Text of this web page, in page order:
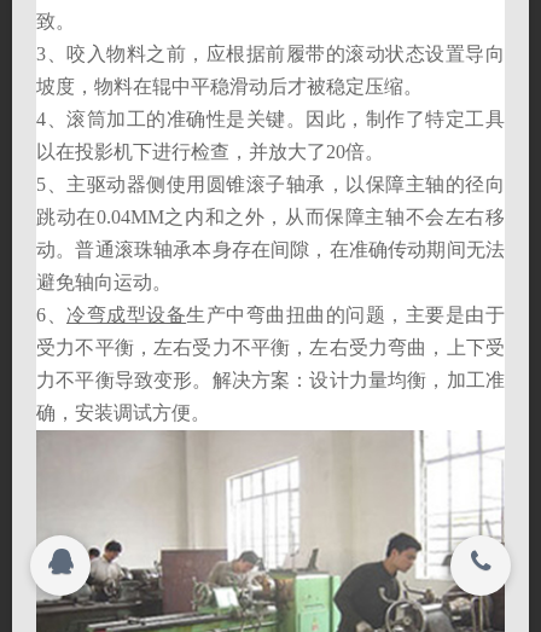
售后服务
联系我们
搜索
海门市宇峰机械有限责任公司 All rights
reserved.
网址：http://192.168.1.2/
联系我们
关闭
海门市宇峰机械有限责任公司 All rights
reserved.
致。
3、咬入物料之前，应根据前履带的滚动状态设置导向
坡度，物料在辊中平稳滑动后才被稳定压缩。
4、滚筒加工的准确性是关键。因此，制作了特定工具
以在投影机下进行检查，并放大了20倍。
5、主驱动器侧使用圆锥滚子轴承，以保障主轴的径向
跳动在0.04MM之内和之外，从而保障主轴不会左右移
动。普通滚珠轴承本身存在间隙，在准确传动期间无法
避免轴向运动。
6、冷弯成型设备生产中弯曲扭曲的问题，主要是由于
受力不平衡，左右受力不平衡，左右受力弯曲，上下受
力不平衡导致变形。解决方案：设计力量均衡，加工准
确，安装调试方便。